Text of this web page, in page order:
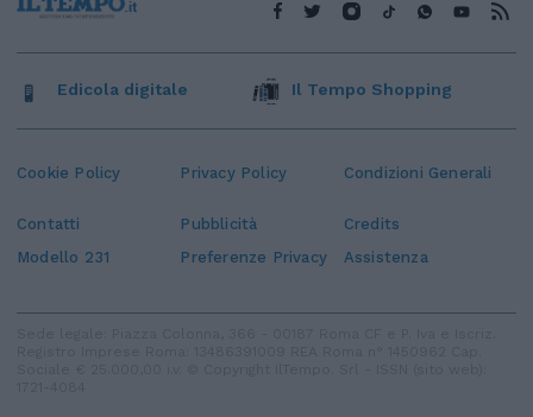
Cookie Policy Privacy Policy Condizioni Generali
Contatti Pubblicità
Credits
Modello 231
Preferenze Privacy Assistenza
Edicola digitale Il Tempo Shopping